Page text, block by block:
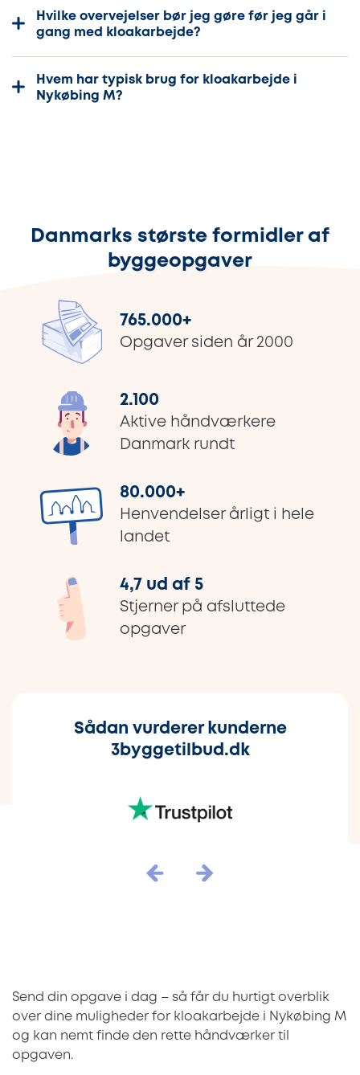
Hvilke overvejelser bør jeg gøre før jeg går i
gang med kloakarbejde?
Hvem har typisk brug for kloakarbejde i
Nykøbing M?
Danmarks største formidler af
byggeopgaver
765.000+
Opgaver siden år 2000
2.100
Aktive håndværkere
Danmark rundt
80.000+
Henvendelser årligt i hele
landet
4,7 ud af 5
Stjerner på afsluttede
opgaver
Sådan vurderer kunderne
3byggetilbud.dk
Send din opgave i dag – så får du hurtigt overblik
over dine muligheder for kloakarbejde i Nykøbing M
og kan nemt finde den rette håndværker til
opgaven.